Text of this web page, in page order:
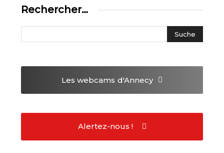
Rechercher…
Les webcams d'Annecy
Alertez-nous !